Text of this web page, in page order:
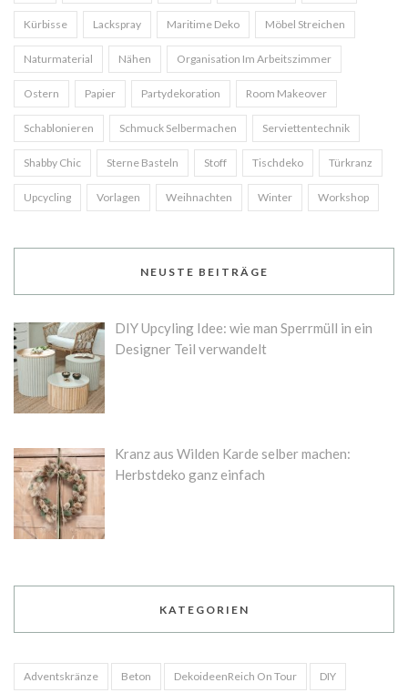
Kürbisse Lackspray Maritime Deko Möbel Streichen
Naturmaterial Nähen Organisation Im Arbeitszimmer
Ostern Papier Partydekoration Room Makeover
Schablonieren Schmuck Selbermachen Serviettentechnik
Shabby Chic Sterne Basteln Stoff Tischdeko Türkranz
Upcycling Vorlagen Weihnachten Winter Workshop
NEUSTE BEITRÄGE
DIY Upcyling Idee: wie man Sperrmüll in ein
Designer Teil verwandelt
Kranz aus Wilden Karde selber machen:
Herbstdeko ganz einfach
KATEGORIEN
Adventskränze Beton DekoideenReich On Tour DIY